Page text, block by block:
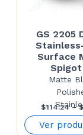
GS 2205
Surface
Spigot
Matte
$114.24 – $
Ver